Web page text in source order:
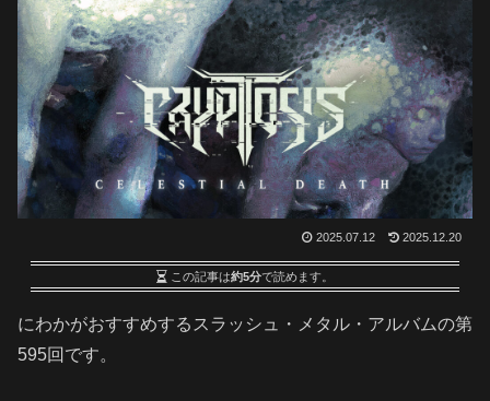
2025.07.12 2025.12.20
この記事は約5分で読めます。
にわかがおすすめするスラッシュ・メタル・アルバムの第
595回です。